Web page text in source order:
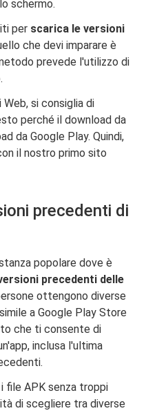
schermo.
per scarica le versioni
che devi imparare è
prevede l'utilizzo di
si consiglia di
perché il download da
da Google Play. Quindi,
il nostro primo sito
precedenti di
popolare dove è
precedenti delle
ottengono diverse
a Google Play Store
che ti consente di
inclusa l'ultima
file APK senza troppi
di scegliere tra diverse